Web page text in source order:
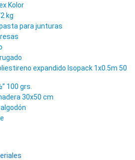
Kolor
kg
para junturas
expandido Isopack 1x0.5m 50
100 grs.
30x50 cm